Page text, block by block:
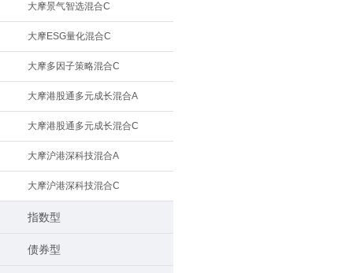
大摩景气智选混合C
大摩ESG量化混合C
大摩多因子策略混合C
大摩港股通多元成长混合A
大摩港股通多元成长混合C
大摩沪港深科技混合A
大摩沪港深科技混合C
指数型
债券型